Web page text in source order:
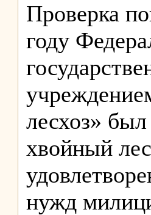
Проверка
году
лесхоз»
хвойный
нужд